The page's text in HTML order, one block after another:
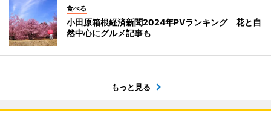
食べる
小田原箱根経済新聞2024年PVランキング 花と自
然中心にグルメ記事も
もっと見る